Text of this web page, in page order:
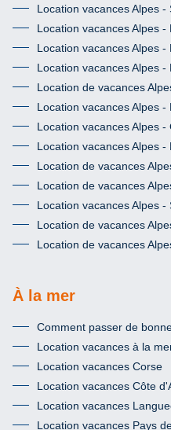
Location vacances Alpes
Location vacances Alpes
Location vacances Alpes -
Location vacances Alpes
Location de vacances
Location vacances Alpes -
Location vacances Alpes
Location vacances Alpes -
Location de vacances
Location de vacances
Location vacances Alpes
Location de vacances
Location de vacances
À la mer
Comment passer de
Location vacances à la
Location vacances Corse
Location vacances Côte
Location vacances
Location vacances Pays